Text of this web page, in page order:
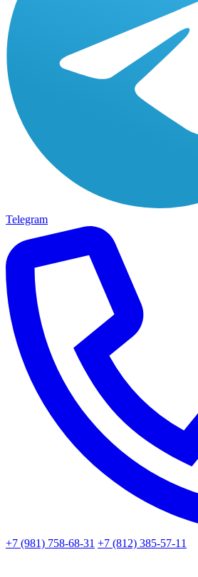
Telegram
+7 (981) 758-68-31 +7 (812) 385-57-11